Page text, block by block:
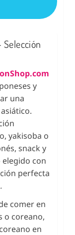
y
una
yakisoba o
snack y
con
perfecta
comer en
o coreano,
en